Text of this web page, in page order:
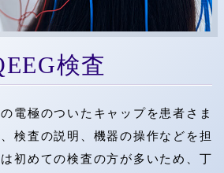
検査
電極のついたキャップを患者さま
検査の説明、機器の操作などを担
初めての検査の方が多いため、丁